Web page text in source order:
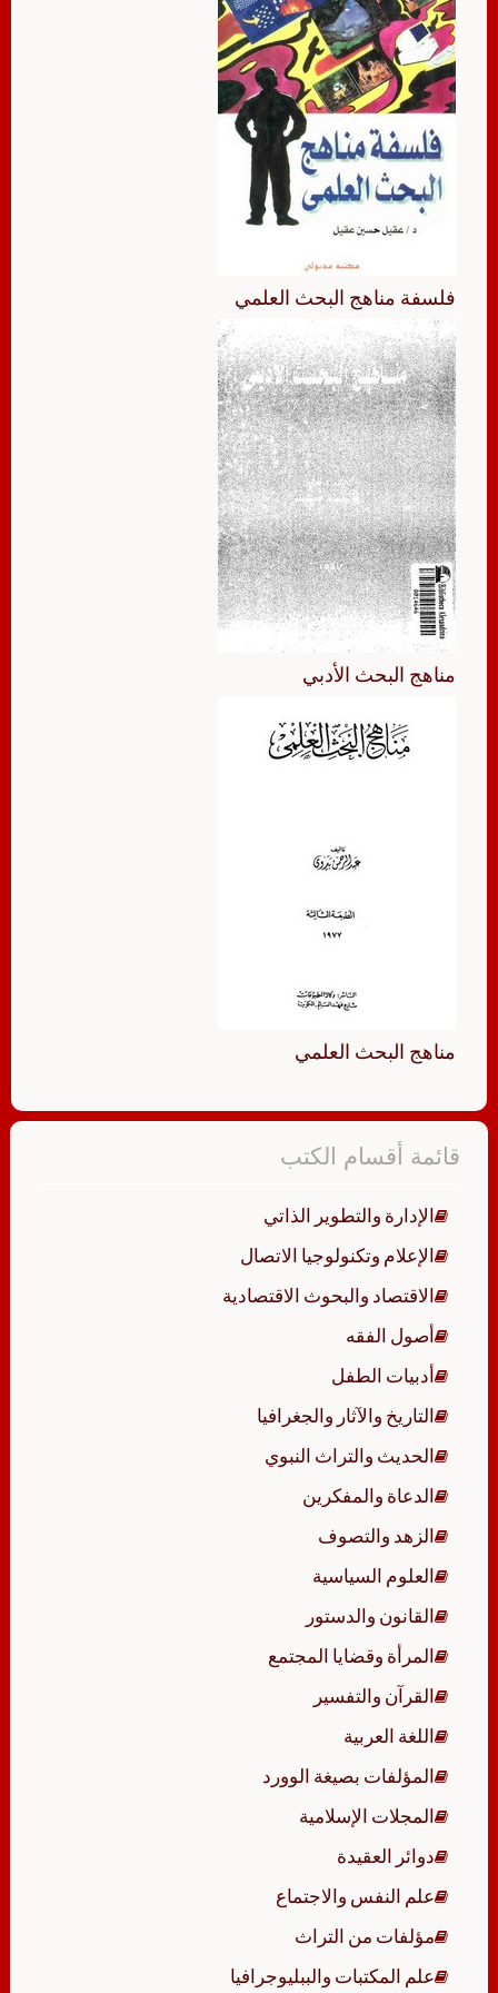
فلسفة مناهج البحث العلمي
مناهج البحث الأدبي
مناهج البحث العلمي
قائمة أقسام الكتب
الإدارة والتطوير الذاتي
الإعلام وتكنولوجيا الاتصال
الاقتصاد والبحوث الاقتصادية
أصول الفقه
أدبيات الطفل
التاريخ والآثار والجغرافيا
الحديث والتراث النبوي
الدعاة والمفكرين
الزهد والتصوف
العلوم السياسية
القانون والدستور
المرأة وقضايا المجتمع
القرآن والتفسير
اللغة العربية
المؤلفات بصيغة الوورد
المجلات الإسلامية
دوائر العقيدة
علم النفس والاجتماع
مؤلفات من التراث
علم المكتبات والببليوجرافيا